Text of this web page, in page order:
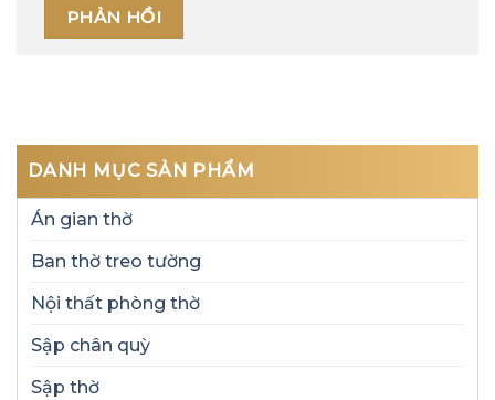
DANH MỤC SẢN PHẨM
Án gian thờ
Ban thờ treo tường
Nội thất phòng thờ
Sập chân quỳ
Sập thờ